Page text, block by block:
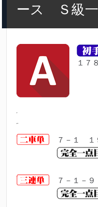
ース Ｓ級一
１７
７－１ １
７－１－